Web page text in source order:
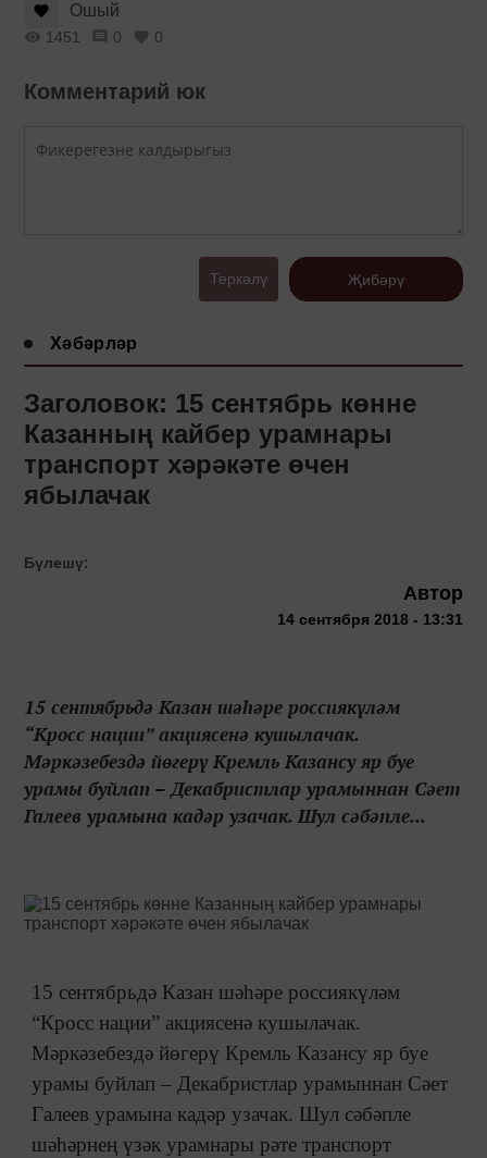
Ошый
1451 0 0
Комментарий юк
Теркәлү Җибәрү
Хәбәрләр
Заголовок: 15 сентябрь көнне
Казанның кайбер урамнары
транспорт хәрәкәте өчен
ябылачак
Бүлешү:
Автор
14 сентября 2018 - 13:31
15 сентябрьдә Казан шәһәре россиякүләм
“Кросс нации” акциясенә кушылачак.
Мәркәзебездә йөгерү Кремль Казансу яр буе
урамы буйлап – Декабристлар урамыннан Сәет
Галеев урамына кадәр узачак. Шул сәбәпле...
15 сентябрьдә Казан шәһәре россиякүләм
“Кросс нации” акциясенә кушылачак.
Мәркәзебездә йөгерү Кремль Казансу яр буе
урамы буйлап – Декабристлар урамыннан Сәет
Галеев урамына кадәр узачак. Шул сәбәпле
шәһәрнең үзәк урамнары рәте транспорт